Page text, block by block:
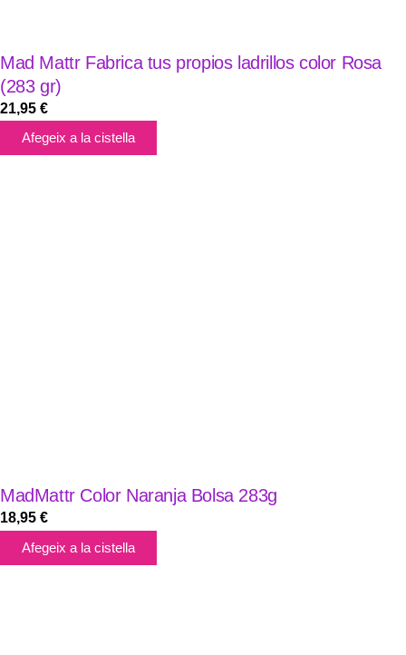
Mad Mattr Fabrica tus propios ladrillos color Rosa
(283 gr)
21,95 €
Afegeix a la cistella
MadMattr Color Naranja Bolsa 283g
18,95 €
Afegeix a la cistella